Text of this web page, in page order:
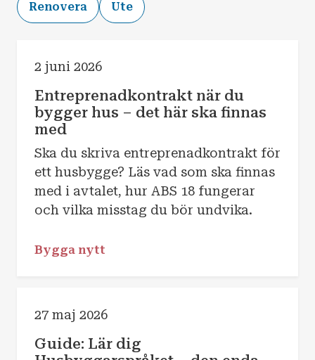
Renovera Ute
2 juni 2026
Entreprenadkontrakt när du
bygger hus – det här ska finnas
med
Ska du skriva entreprenadkontrakt för
ett husbygge? Läs vad som ska finnas
med i avtalet, hur ABS 18 fungerar
och vilka misstag du bör undvika.
Bygga nytt
27 maj 2026
Guide: Lär dig